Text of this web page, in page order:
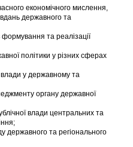
економічного мислення,
державного та
та реалізації
політики у різних сферах
влади у державному та
органу державної
влади центральних та
державного та регіонального